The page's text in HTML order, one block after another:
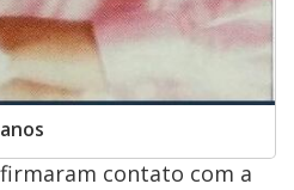
contato com a